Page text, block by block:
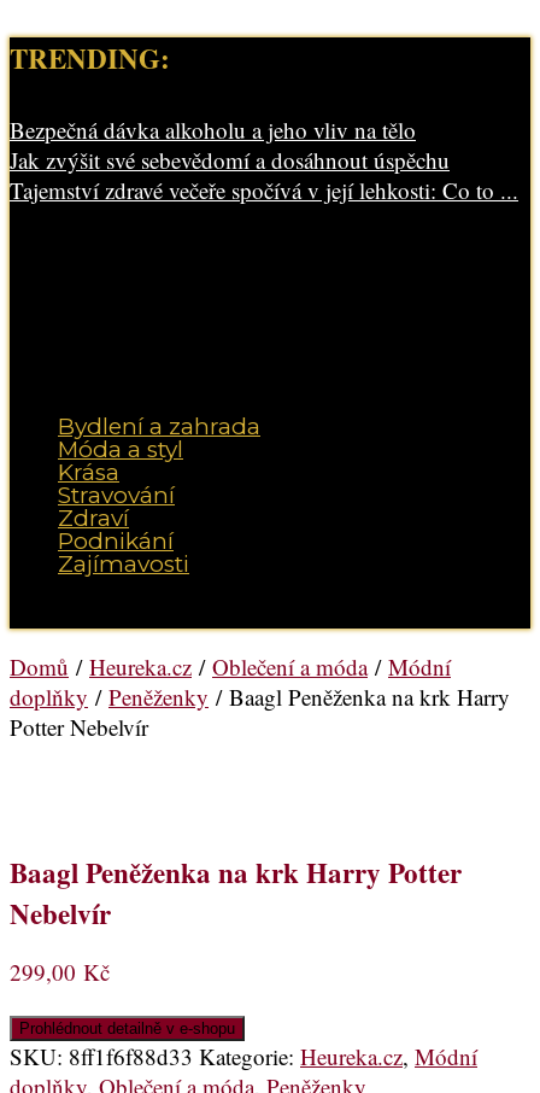
TRENDING:
Bezpečná dávka alkoholu a jeho vliv na tělo
Jak zvýšit své sebevědomí a dosáhnout úspěchu
Tajemství zdravé večeře spočívá v její lehkosti: Co to ...
Bydlení a zahrada
Móda a styl
Krása
Stravování
Zdraví
Podnikání
Zajímavosti
Domů / Heureka.cz / Oblečení a móda/ Módní
doplňky / Peněženky / Baagl Peněženka na krk Harry
Potter Nebelvír
Baagl Peněženka na krk Harry Potter
Nebelvír
299,00 Kč
Prohlédnout detailně v e-shopu
SKU: 8ff1f6f88d33 Kategorie: Heureka.cz, Módní
doplňky, Oblečení a móda, Peněženky